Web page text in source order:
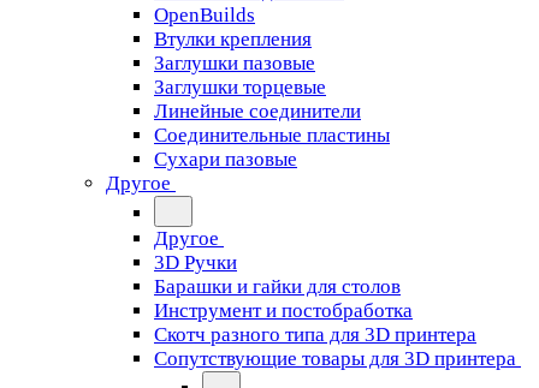
OpenBuilds
Втулки крепления
Заглушки пазовые
Заглушки торцевые
Линейные соединители
Соединительные пластины
Сухари пазовые
Другое
Другое
3D Ручки
Барашки и гайки для столов
Инструмент и постобработка
Скотч разного типа для 3D принтера
Сопутствующие товары для 3D принтера